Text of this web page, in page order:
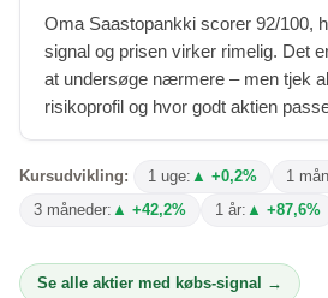
Oma Saastopankki scorer 92/100,
signal og prisen virker rimelig. Det
at undersøge nærmere – men tjek
risikoprofil og hvor godt aktien
Kursudvikling: 1 uge: ▲ +0,2% 1
3 måneder: ▲ +42,2% 1 år: ▲ +87,6%
Se alle aktier med købs-signal →